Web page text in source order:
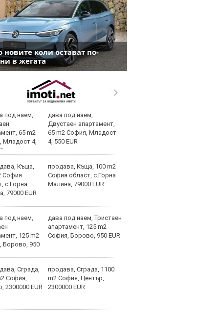
новите коли остават по-
в жегата
дава под наем,
Двустаен апартамент,
65 m2 София, Младост
4, 550 EUR
продава, Къща, 100 m2
София област, с.Горна
Малина, 79000 EUR
дава под наем, Тристаен
апартамент, 125 m2
София, Борово, 950 EUR
продава, Сграда, 1100
m2 София, Център,
2300000 EUR